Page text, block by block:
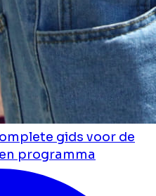
gids voor de
programma